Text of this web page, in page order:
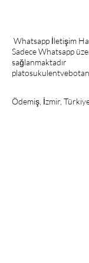
Whatsapp İletişim
Sadece Whatsapp
sağlanmaktadır
Ödemiş, İzmir,